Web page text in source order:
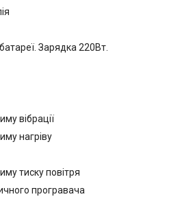
Зарядка 220Вт.
вібрації
нагріву
тиску повітря
програвача